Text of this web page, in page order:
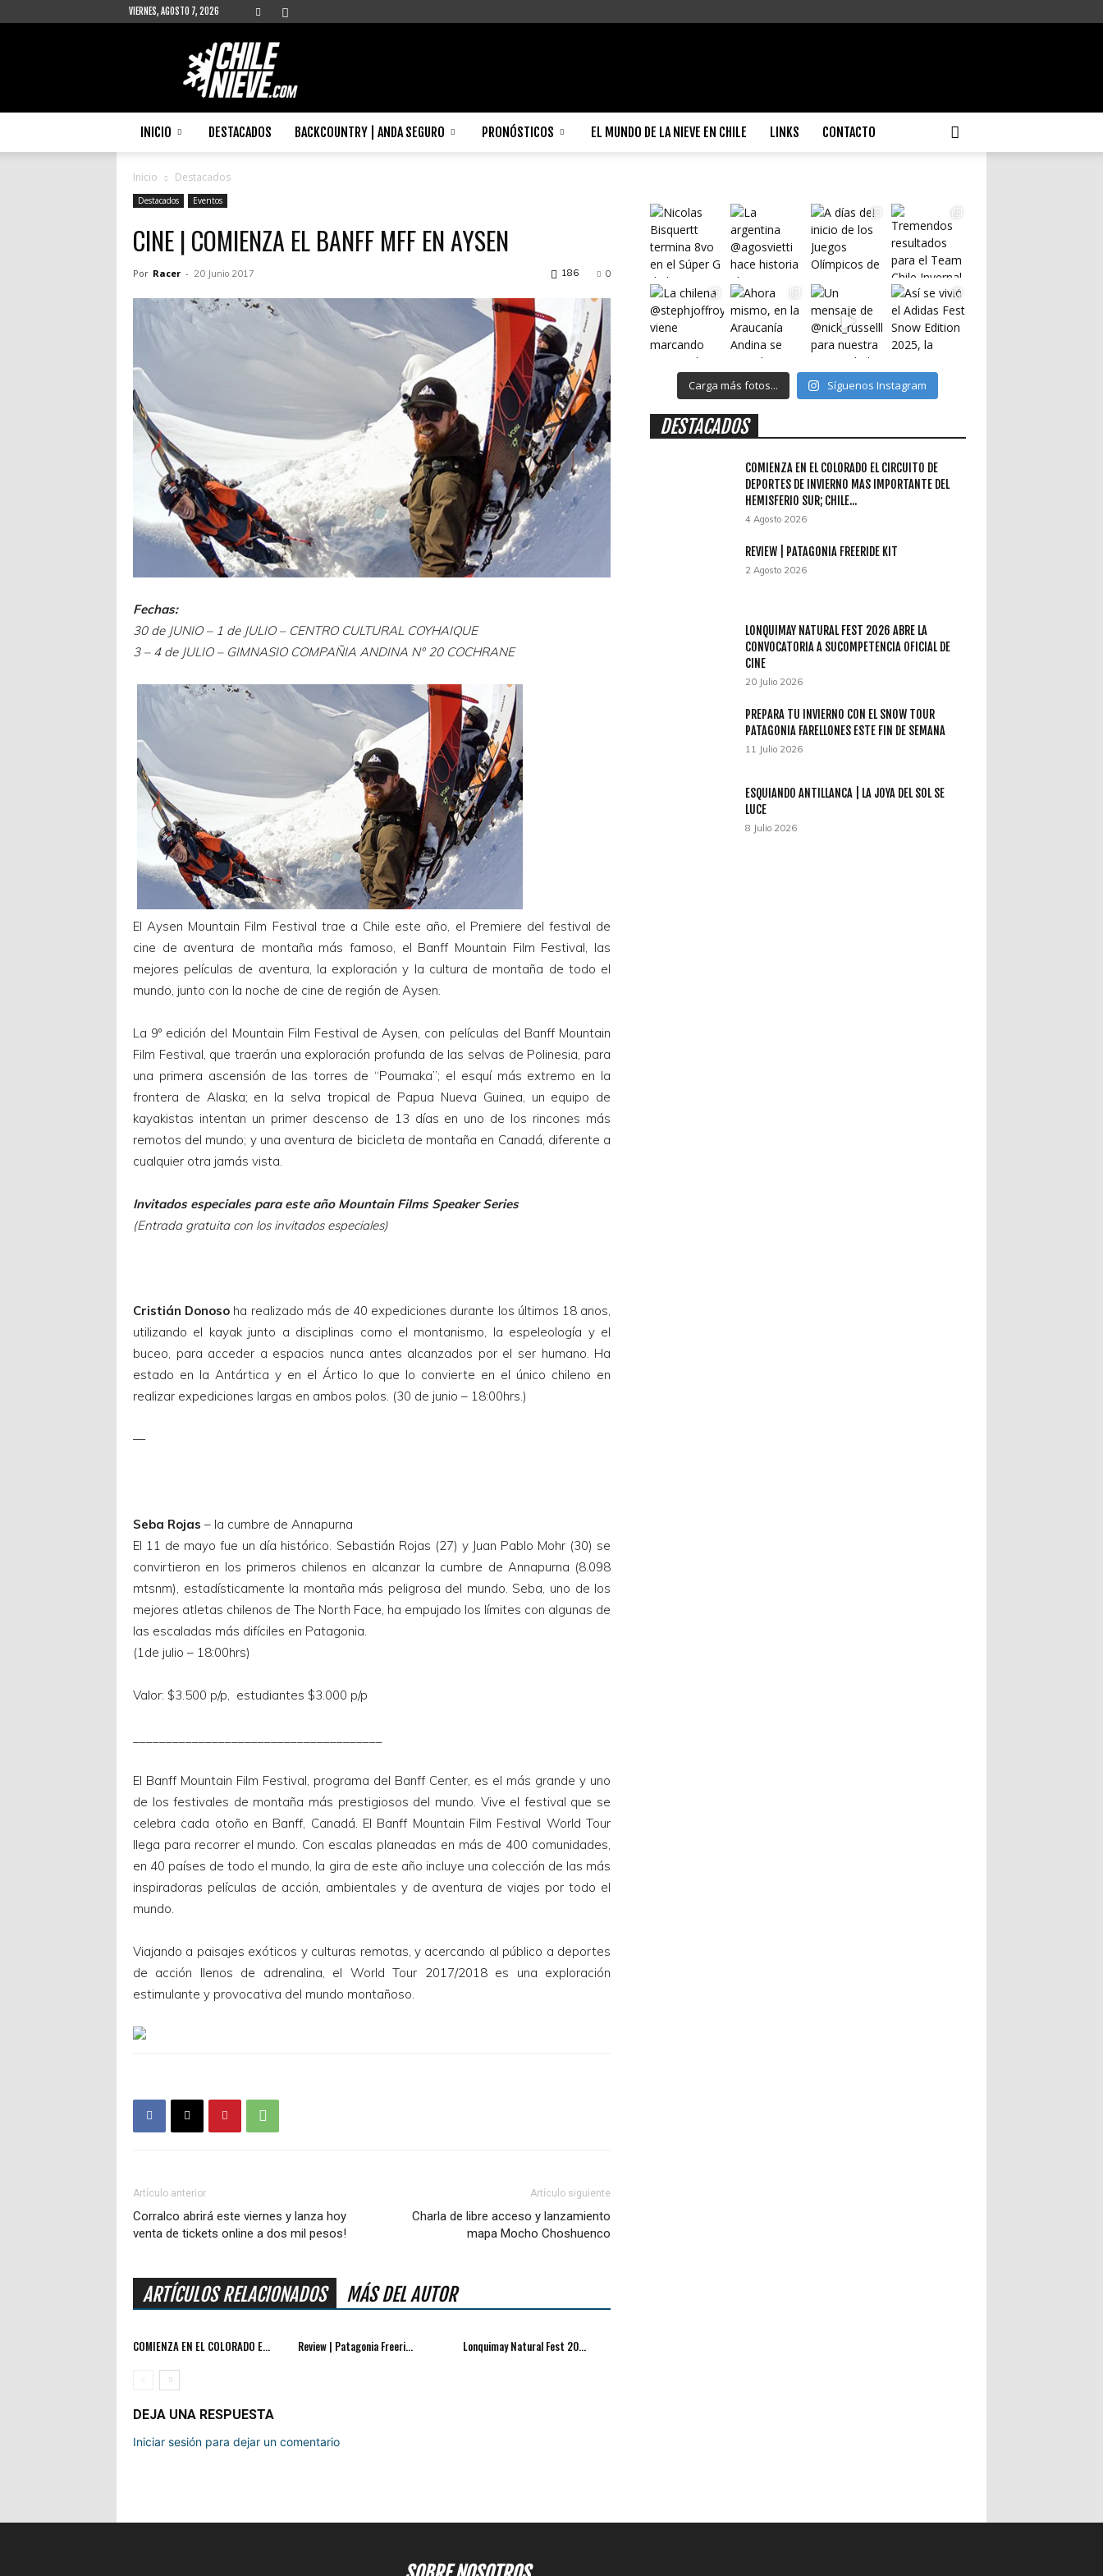
VIERNES, AGOSTO 7, 2026
Chilenieve
INICIO DESTACADOS BACKCOUNTRY | ANDA SEGURO PRONÓSTICOS EL MUNDO DE LA NIEVE EN CHILE LINKS CONTACTO
Inicio Destacados
Destacados Eventos
CINE | COMIENZA EL BANFF MFF EN AYSEN
Por Racer - 20 Junio 2017 0
186
Fechas:
30 de JUNIO – 1 de JULIO – CENTRO CULTURAL COYHAIQUE
3 – 4 de JULIO – GIMNASIO COMPAÑIA ANDINA N° 20 COCHRANE
El Aysen Mountain Film Festival trae a Chile este año, el Premiere del festival de
cine de aventura de montaña más famoso, el Banff Mountain Film Festival, las
mejores películas de aventura, la exploración y la cultura de montaña de todo el
mundo, junto con la noche de cine de región de Aysen.
La 9º edición del Mountain Film Festival de Aysen, con películas del Banff Mountain
Film Festival, que traerán una exploración profunda de las selvas de Polinesia, para
una primera ascensión de las torres de “Poumaka”; el esquí más extremo en la
frontera de Alaska; en la selva tropical de Papua Nueva Guinea, un equipo de
kayakistas intentan un primer descenso de 13 días en uno de los rincones más
remotos del mundo; y una aventura de bicicleta de montaña en Canadá, diferente a
cualquier otra jamás vista.
Invitados especiales para este año Mountain Films Speaker Series
(Entrada gratuita con los invitados especiales)
Cristián Donoso ha realizado más de 40 expediciones durante los últimos 18 anos,
utilizando el kayak junto a disciplinas como el montanismo, la espeleología y el
buceo, para acceder a espacios nunca antes alcanzados por el ser humano. Ha
estado en la Antártica y en el Ártico lo que lo convierte en el único chileno en
realizar expediciones largas en ambos polos. (30 de junio – 18:00hrs.)
—
Seba Rojas – la cumbre de Annapurna
El 11 de mayo fue un día histórico. Sebastián Rojas (27) y Juan Pablo Mohr (30) se
convirtieron en los primeros chilenos en alcanzar la cumbre de Annapurna (8.098
mtsnm), estadísticamente la montaña más peligrosa del mundo. Seba, uno de los
mejores atletas chilenos de The North Face, ha empujado los límites con algunas de
las escaladas más difíciles en Patagonia.
(1de julio – 18:00hrs)
Valor: $3.500 p/p, estudiantes $3.000 p/p
El Banff Mountain Film Festival, programa del Banff Center, es el más grande y uno
de los festivales de montaña más prestigiosos del mundo. Vive el festival que se
celebra cada otoño en Banff, Canadá. El Banff Mountain Film Festival World Tour
llega para recorrer el mundo. Con escalas planeadas en más de 400 comunidades,
en 40 países de todo el mundo, la gira de este año incluye una colección de las más
inspiradoras películas de acción, ambientales y de aventura de viajes por todo el
mundo.
Viajando a paisajes exóticos y culturas remotas, y acercando al público a deportes
de acción llenos de adrenalina, el World Tour 2017/2018 es una exploración
estimulante y provocativa del mundo montañoso.
Artículo anterior
Corralco abrirá este viernes y lanza hoy
venta de tickets online a dos mil pesos!
Artículo siguiente
Charla de libre acceso y lanzamiento
mapa Mocho Choshuenco
ARTÍCULOS RELACIONADOS MÁS DEL AUTOR
COMIENZA EN EL COLORADO E... Review | Patagonia Freeri... Lonquimay Natural Fest 20...
DEJA UNA RESPUESTA
Iniciar sesión para dejar un comentario
Carga más fotos... Síguenos Instagram
DESTACADOS
COMIENZA EN EL COLORADO EL CIRCUITO DE
DEPORTES DE INVIERNO MAS IMPORTANTE DEL
HEMISFERIO SUR; CHILE...
4 Agosto 2026
REVIEW | PATAGONIA FREERIDE KIT
2 Agosto 2026
LONQUIMAY NATURAL FEST 2026 ABRE LA
CONVOCATORIA A SUCOMPETENCIA OFICIAL DE
CINE
20 Julio 2026
PREPARA TU INVIERNO CON EL SNOW TOUR
PATAGONIA FARELLONES ESTE FIN DE SEMANA
11 Julio 2026
ESQUIANDO ANTILLANCA | LA JOYA DEL SOL SE
LUCE
8 Julio 2026